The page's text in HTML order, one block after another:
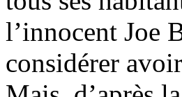
l’innocent Joe
considérer